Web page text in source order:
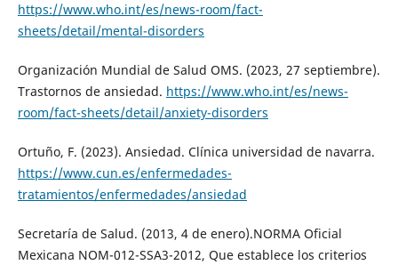
https://www.who.int/es/news-room/fact-
sheets/detail/mental-disorders
Organización Mundial de Salud OMS. (2023, 27 septiembre).
Trastornos de ansiedad. https://www.who.int/es/news-
room/fact-sheets/detail/anxiety-disorders
Ortuño, F. (2023). Ansiedad. Clínica universidad de navarra.
https://www.cun.es/enfermedades-
tratamientos/enfermedades/ansiedad
Secretaría de Salud. (2013, 4 de enero).NORMA Oficial
Mexicana NOM-012-SSA3-2012, Que establece los criterios